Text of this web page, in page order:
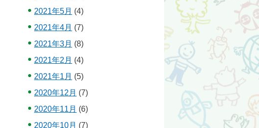
2021年5月 (4)
2021年4月 (7)
2021年3月 (8)
2021年2月 (4)
2021年1月 (5)
2020年12月 (7)
2020年11月 (6)
2020年10月 (7)